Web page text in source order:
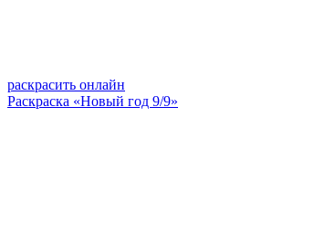
раскрасить онлайн
Раскраска «Новый год 9/9»